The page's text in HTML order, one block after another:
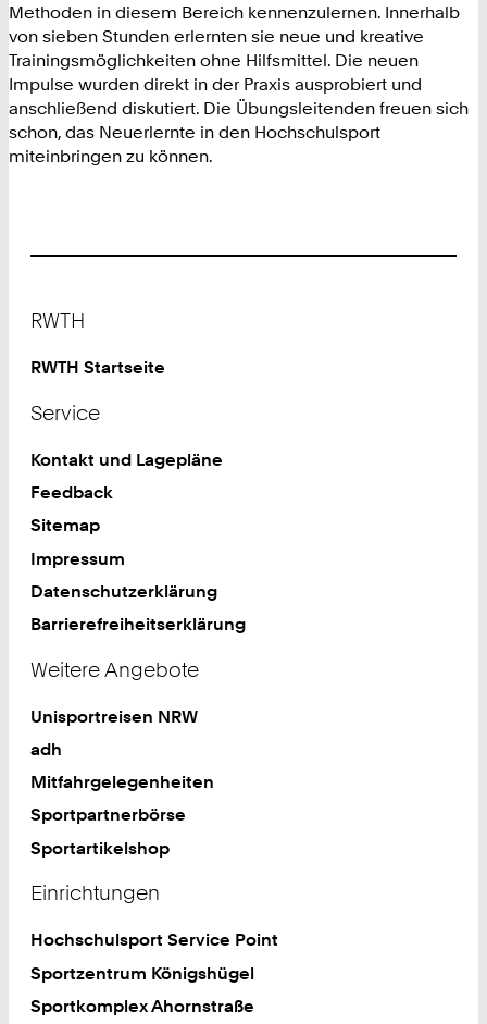
Methoden in diesem Bereich kennenzulernen. Innerhalb
von sieben Stunden erlernten sie neue und kreative
Trainingsmöglichkeiten ohne Hilfsmittel. Die neuen
Impulse wurden direkt in der Praxis ausprobiert und
anschließend diskutiert. Die Übungsleitenden freuen sich
schon, das Neuerlernte in den Hochschulsport
miteinbringen zu können.
RWTH
RWTH Startseite
Service
Kontakt und Lagepläne
Feedback
Sitemap
Impressum
Datenschutzerklärung
Barrierefreiheitserklärung
Weitere Angebote
Unisportreisen NRW
adh
Mitfahrgelegenheiten
Sportpartnerbörse
Sportartikelshop
Einrichtungen
Hochschulsport Service Point
Sportzentrum Königshügel
Sportkomplex Ahornstraße